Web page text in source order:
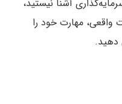
آشنا نیستید،
واقعی، مهارت خود را
دهید.